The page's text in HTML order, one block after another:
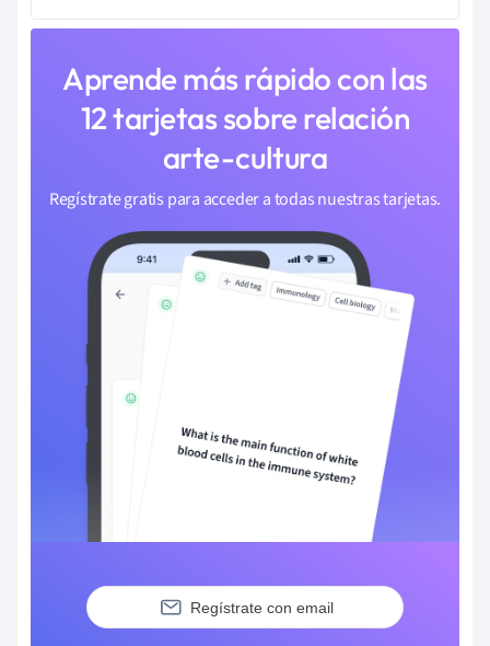
Aprende más rápido con las
12 tarjetas sobre relación
arte-cultura
Regístrate gratis para acceder a todas nuestras tarjetas.
Regístrate con email